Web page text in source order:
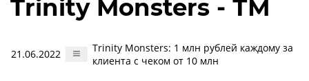
Trinity Monsters - ТМ
21.06.2022
Trinity Monsters: 1 млн рублей каждому за
клиента с чеком от 10 млн